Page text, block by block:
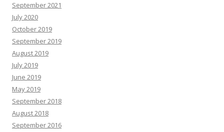
September 2021
July 2020
October 2019
September 2019
August 2019
July 2019
June 2019
May 2019
September 2018
August 2018
September 2016